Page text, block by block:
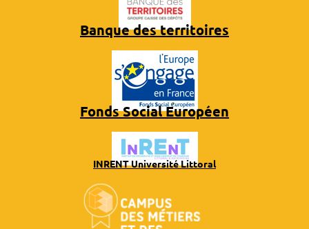
Banque des territoires
Fonds Social Européen
INRENT Université Littoral